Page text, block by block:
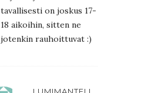
tavallisesti on joskus 17-
18 aikoihin, sitten ne
jotenkin rauhoittuvat :)
LUMIMANTELI